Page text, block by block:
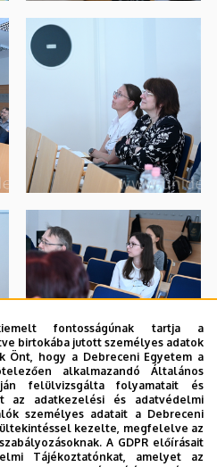
fontosságúnak tartja a
birtokába jutott személyes adatok
Önt, hogy a Debreceni Egyetem a
alkalmazandó Általános
felülvizsgálta folyamatait és
az adatkezelési és adatvédelmi
személyes adatait a Debreceni
kezelte, megfelelve az
A GDPR előírásait
Tájékoztatónkat, amelyet az